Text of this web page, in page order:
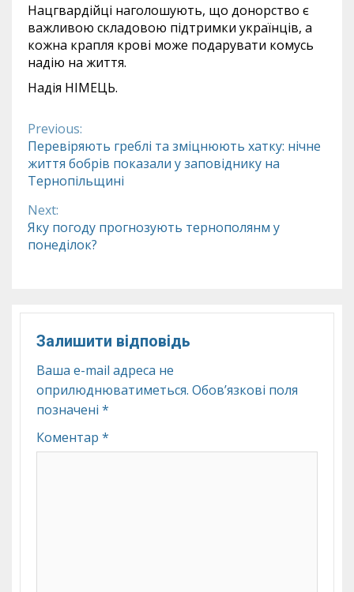
Нацгвардійці наголошують, що донорство є
важливою складовою підтримки українців, а
кожна крапля крові може подарувати комусь
надію на життя.
Надія НІМЕЦЬ.
Continue
Reading
Previous:
Перевіряють греблі та зміцнюють хатку: нічне
життя бобрів показали у заповіднику на
Тернопільщині
Next:
Яку погоду прогнозують тернополянм у
понеділок?
Залишити відповідь
Ваша e-mail адреса не
оприлюднюватиметься. Обов’язкові поля
позначені *
Коментар *